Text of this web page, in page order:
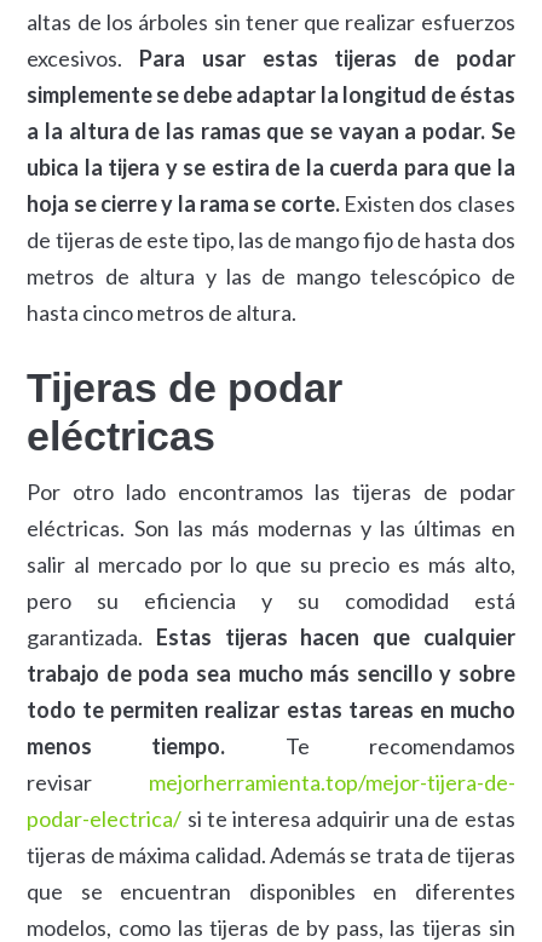
altas de los árboles sin tener que realizar esfuerzos
excesivos. Para usar estas tijeras de podar
simplemente se debe adaptar la longitud de éstas
a la altura de las ramas que se vayan a podar. Se
ubica la tijera y se estira de la cuerda para que la
hoja se cierre y la rama se corte.Existen dos clases
de tijeras de este tipo, las de mango fijo de hasta dos
metros de altura y las de mango telescópico de
hasta cinco metros de altura.
Tijeras de podar
eléctricas
Por otro lado encontramos las tijeras de podar
eléctricas. Son las más modernas y las últimas en
salir al mercado por lo que su precio es más alto,
pero su eficiencia y su comodidad está
garantizada. Estas tijeras hacen que cualquier
trabajo de poda sea mucho más sencillo y sobre
todo te permiten realizar estas tareas en mucho
menos tiempo. Te recomendamos
revisar mejorherramienta.top/mejor-tijera-de-
podar-electrica/ si te interesa adquirir una de estas
tijeras de máxima calidad. Además se trata de tijeras
que se encuentran disponibles en diferentes
modelos, como las tijeras de by pass, las tijeras sin